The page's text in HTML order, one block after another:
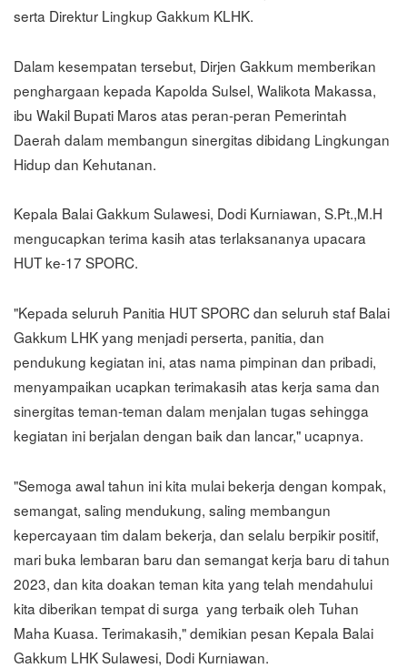
serta Direktur Lingkup Gakkum KLHK.
Dalam kesempatan tersebut, Dirjen Gakkum memberikan
penghargaan kepada Kapolda Sulsel, Walikota Makassa,
ibu Wakil Bupati Maros atas peran-peran Pemerintah
Daerah dalam membangun sinergitas dibidang Lingkungan
Hidup dan Kehutanan.
Kepala Balai Gakkum Sulawesi, Dodi Kurniawan, S.Pt.,M.H
mengucapkan terima kasih atas terlaksananya upacara
HUT ke-17 SPORC.
"Kepada seluruh Panitia HUT SPORC dan seluruh staf Balai
Gakkum LHK yang menjadi perserta, panitia, dan
pendukung kegiatan ini, atas nama pimpinan dan pribadi,
menyampaikan ucapkan terimakasih atas kerja sama dan
sinergitas teman-teman dalam menjalan tugas sehingga
kegiatan ini berjalan dengan baik dan lancar," ucapnya.
"Semoga awal tahun ini kita mulai bekerja dengan kompak,
semangat, saling mendukung, saling membangun
kepercayaan tim dalam bekerja, dan selalu berpikir positif,
mari buka lembaran baru dan semangat kerja baru di tahun
2023, dan kita doakan teman kita yang telah mendahului
kita diberikan tempat di surga yang terbaik oleh Tuhan
Maha Kuasa. Terimakasih," demikian pesan Kepala Balai
Gakkum LHK Sulawesi, Dodi Kurniawan.